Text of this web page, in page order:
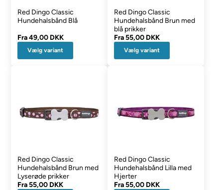
Red Dingo Classic
Hundehalsbånd Blå
Fra49,00 DKK
Vælg variant
Red Dingo Classic
Hundehalsbånd Brun med
blå prikker
Fra55,00 DKK
Vælg variant
Red Dingo Classic
Hundehalsbånd Brun med
Lyserøde prikker
Fra55,00 DKK
Red Dingo Classic
Hundehalsbånd Lilla med
Hjerter
Fra55,00 DKK